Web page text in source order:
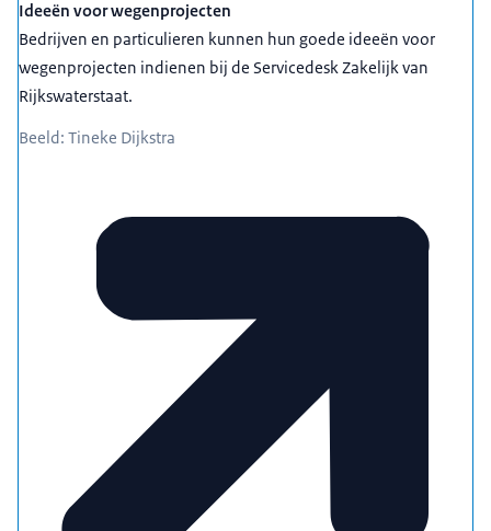
Ideeën voor wegenprojecten
Bedrijven en particulieren kunnen hun goede ideeën voor
wegenprojecten indienen bij de Servicedesk Zakelijk van
Rijkswaterstaat.
Beeld: Tineke Dijkstra